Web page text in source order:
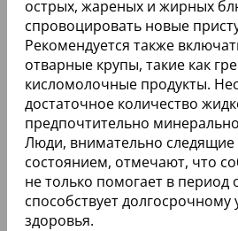
острых, жареных и жирных
спровоцировать новые
Рекомендуется также
отварные крупы, такие как
кисломолочные продукты.
достаточное количество
предпочтительно
Люди, внимательно следящие
состоянием, отмечают, что
не только помогает в период
способствует
здоровья.